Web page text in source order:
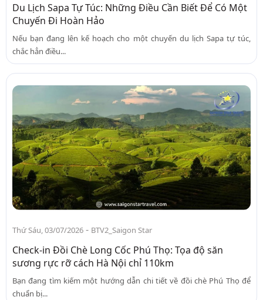
Du Lịch Sapa Tự Túc: Những Điều Cần Biết Để Có Một
Chuyến Đi Hoàn Hảo
Nếu bạn đang lên kế hoạch cho một chuyến du lịch Sapa tự túc,
chắc hẳn điều...
Thứ Sáu, 03/07/2026 - BTV2_Saigon Star
Check-in Đồi Chè Long Cốc Phú Thọ: Tọa độ săn
sương rực rỡ cách Hà Nội chỉ 110km
Bạn đang tìm kiếm một hướng dẫn chi tiết về đồi chè Phú Thọ để
chuẩn bị...